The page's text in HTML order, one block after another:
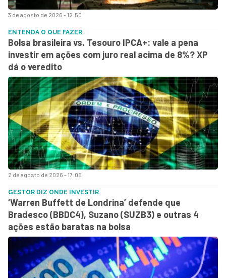
3 de agosto de 2026 - 12:50
2 de agosto de 2026 - 17:05
ENTENDA O QUE FAZER
Bolsa brasileira vs. Tesouro IPCA+: vale a pena
investir em ações com juro real acima de 8%? XP
dá o veredito
GESTOR DIZ ONDE INVESTIR
‘Warren Buffett de Londrina’ defende que
Bradesco (BBDC4), Suzano (SUZB3) e outras 4
ações estão baratas na bolsa